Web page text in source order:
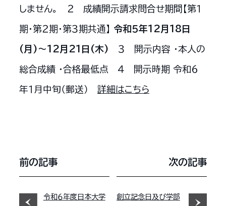
しません。 ２ 成績開示請求問合せ期間【第１
期・第２期・第３期共通】 令和５年12月18日
(月)～12月21日(木) ３ 開示内容 ・本人の
総合成績 ・合格最低点 ４ 開示時期 令和６
年１月中旬（郵送） 詳細はこちら
前の記事
令和６年度日本大学
次の記事
創立記念日及び学部